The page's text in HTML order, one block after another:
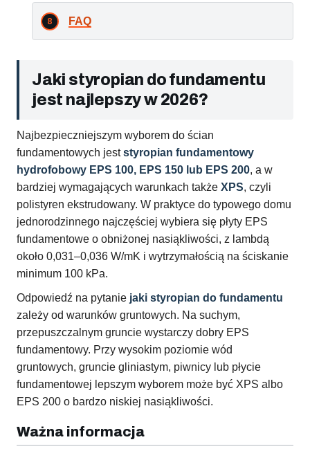
FAQ
Jaki styropian do fundamentu
jest najlepszy w 2026?
Najbezpieczniejszym wyborem do ścian
fundamentowych jeststyropian fundamentowy
hydrofobowy EPS 100, EPS 150 lub EPS 200, a w
bardziej wymagających warunkach także XPS, czyli
polistyren ekstrudowany. W praktyce do typowego domu
jednorodzinnego najczęściej wybiera się płyty EPS
fundamentowe o obniżonej nasiąkliwości, z lambdą
około 0,031–0,036 W/mK i wytrzymałością na ściskanie
minimum 100 kPa.
Odpowiedź na pytanie jaki styropian do fundamentu
zależy od warunków gruntowych. Na suchym,
przepuszczalnym gruncie wystarczy dobry EPS
fundamentowy. Przy wysokim poziomie wód
gruntowych, gruncie gliniastym, piwnicy lub płycie
fundamentowej lepszym wyborem może być XPS albo
EPS 200 o bardzo niskiej nasiąkliwości.
Ważna informacja